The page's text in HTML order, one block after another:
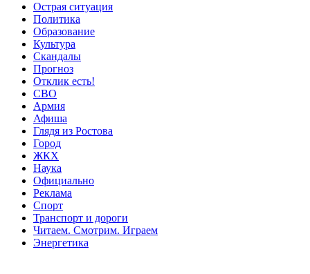
Острая ситуация
Политика
Образование
Культура
Скандалы
Прогноз
Отклик есть!
СВО
Армия
Афиша
Глядя из Ростова
Город
ЖКХ
Наука
Официально
Реклама
Спорт
Транспорт и дороги
Читаем. Смотрим. Играем
Энергетика